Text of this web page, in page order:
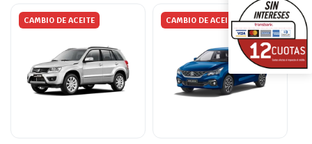
CAMBIO DE ACEITE CAMBIO DE ACEITE